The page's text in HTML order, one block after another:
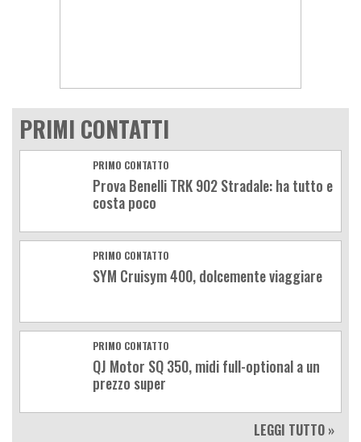
PRIMI CONTATTI
PRIMO CONTATTO
Prova Benelli TRK 902 Stradale: ha tutto e
costa poco
PRIMO CONTATTO
SYM Cruisym 400, dolcemente viaggiare
PRIMO CONTATTO
QJ Motor SQ 350, midi full-optional a un
prezzo super
LEGGI TUTTO »